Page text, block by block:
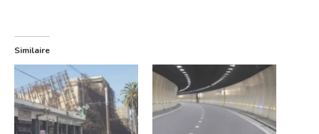
Similaire